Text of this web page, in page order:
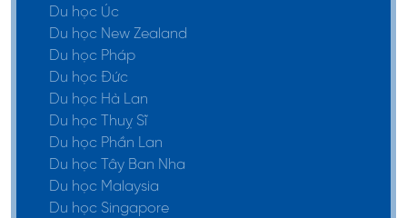
Du học Úc
Du học New Zealand
Du học Pháp
Du học Đức
Du học Hà Lan
Du học Thuỵ Sĩ
Du học Phần Lan
Du học Tây Ban Nha
Du học Malaysia
Du học Singapore